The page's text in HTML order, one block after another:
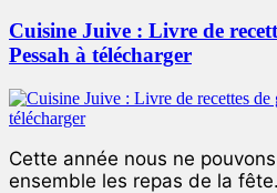
Cuisine Juive : Livre de
Pessah à télécharger
Cette année nous ne
ensemble les repas de la